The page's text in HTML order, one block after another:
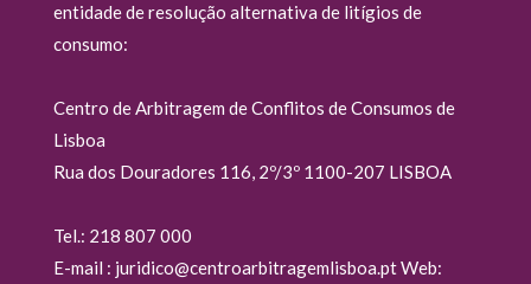
entidade de resolução alternativa de litígios de
consumo:
Centro de Arbitragem de Conflitos de Consumos de
Lisboa
Rua dos Douradores 116, 2º/3º 1100-207 LISBOA
Tel.: 218 807 000
E-mail : juridico@centroarbitragemlisboa.pt Web: